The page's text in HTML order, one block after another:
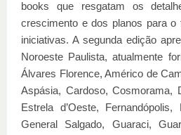
books que resgatam os
crescimento e dos planos para o
iniciativas. A segunda edição
Noroeste Paulista, atualmente
Álvares Florence, Américo de
Aspásia, Cardoso, Cosmorama,
Estrela d’Oeste,
General Salgado, Guaraci,